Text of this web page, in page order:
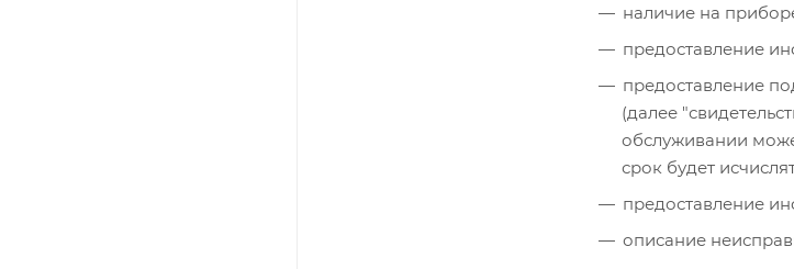
наличие на
предоставление
предоставление
(далее
обслуживании
срок будет
предоставление
описание